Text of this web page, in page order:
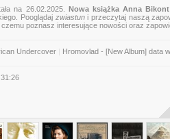
na 26.02.2025. Nowa książka Anna Bikont
Pooglądaj zwiastuni przeczytaj naszą
poznasz interesujące nowości oraz
Undercover Hromovlad - [New Album] data